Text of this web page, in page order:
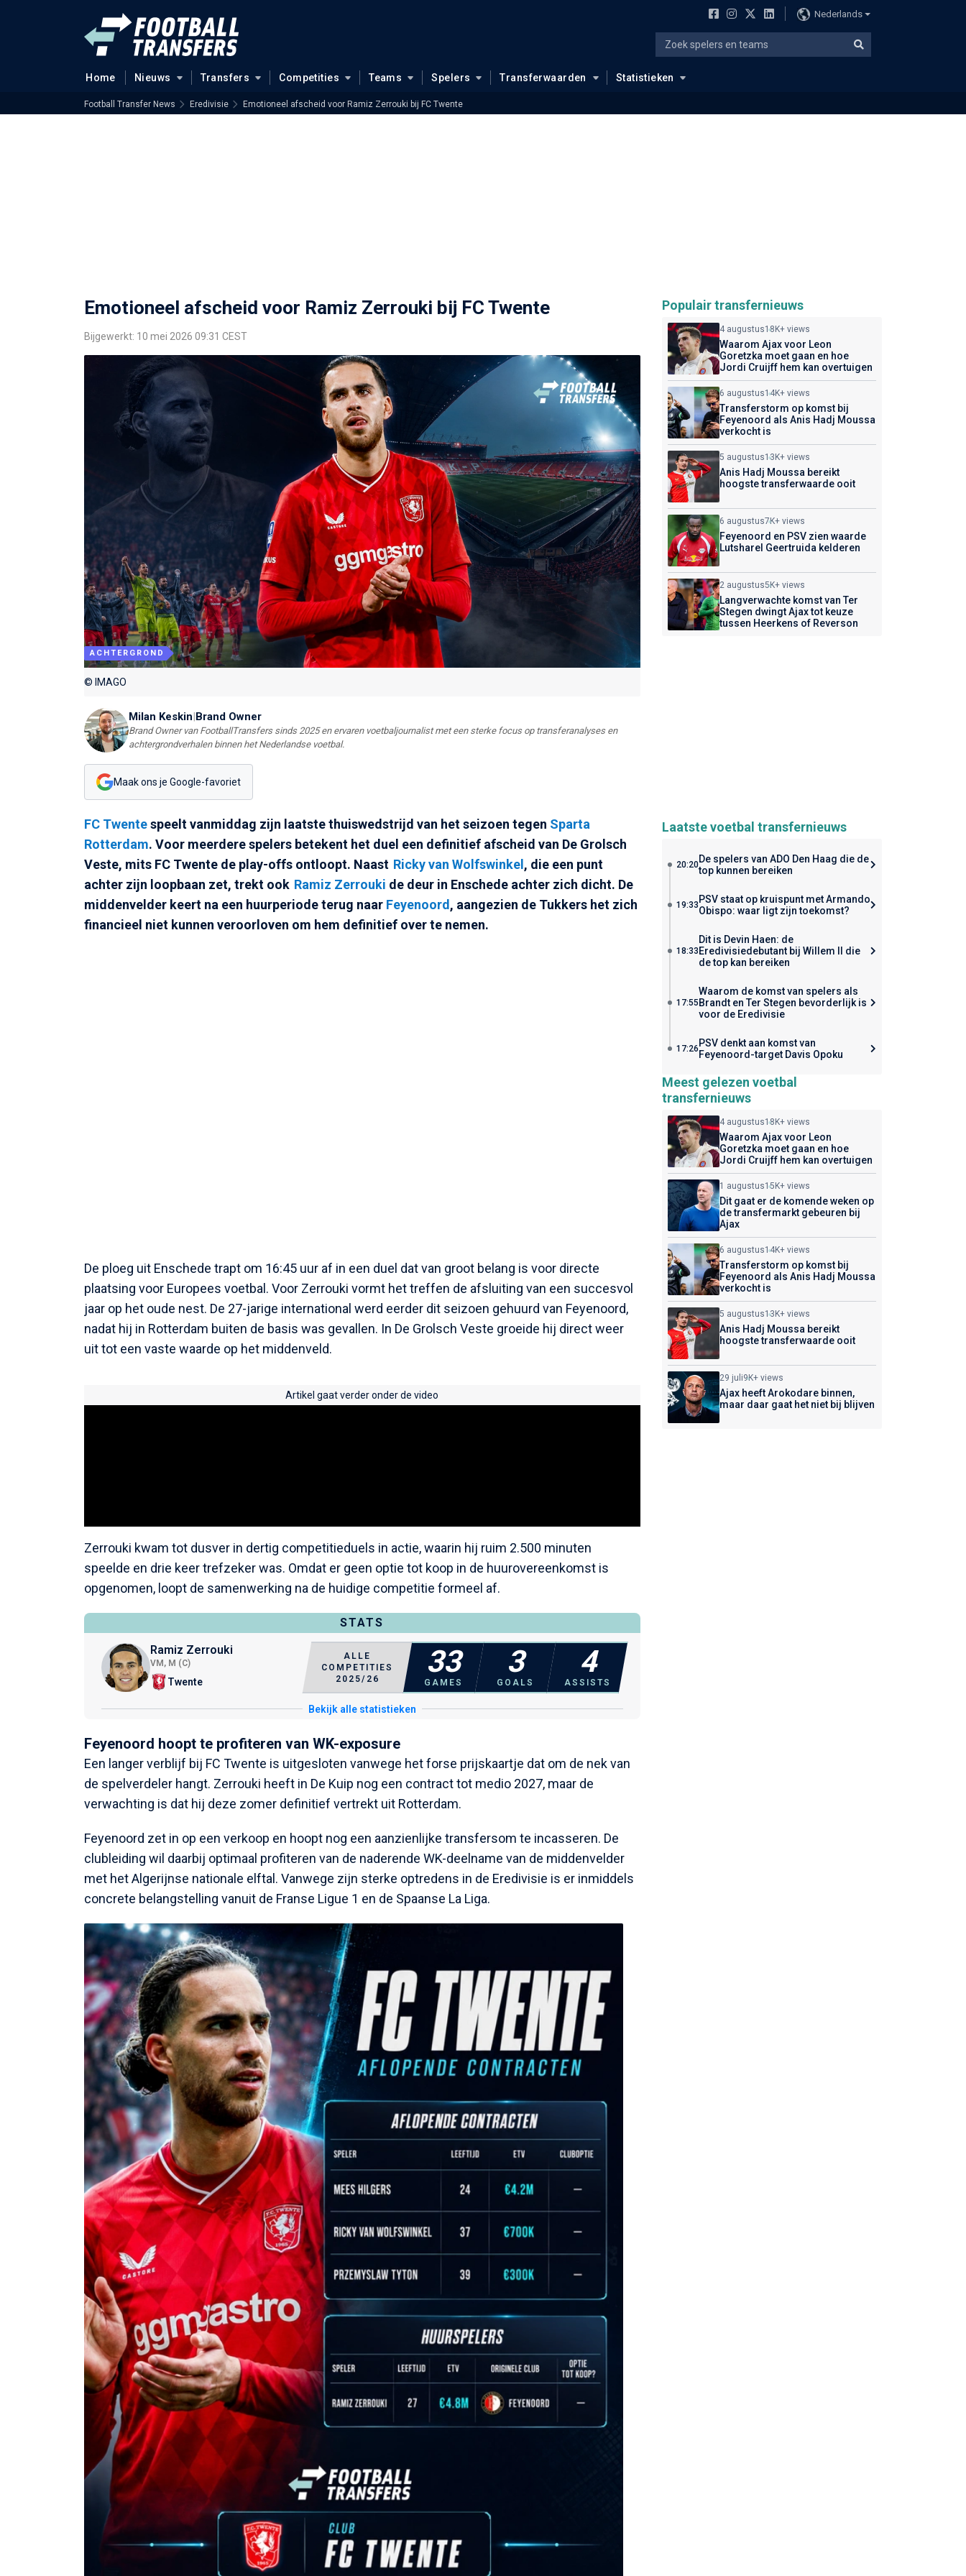
Nederlands
Home Nieuws Transfers Competities Teams Spelers Transferwaarden Statistieken
Football Transfer News Eredivisie Emotioneel afscheid voor Ramiz Zerrouki bij FC Twente
Emotioneel afscheid voor Ramiz Zerrouki bij FC Twente
Bijgewerkt: 10 mei 2026 09:31 CEST
ACHTERGROND
© IMAGO
Milan Keskin|Brand Owner
Brand Owner van FootballTransfers sinds 2025 en ervaren voetbaljournalist met een sterke focus op transferanalyses en
achtergrondverhalen binnen het Nederlandse voetbal.
Maak ons je Google-favoriet
FC Twentespeelt vanmiddag zijn laatste thuiswedstrijd van het seizoen tegen Sparta
Rotterdam. Voor meerdere spelers betekent het duel een definitief afscheid van De Grolsch
Veste, mits FC Twente de play-offs ontloopt. Naast Ricky van Wolfswinkel , die een punt
achter zijn loopbaan zet, trekt ook Ramiz Zerrouki de deur in Enschede achter zich dicht. De
middenvelder keert na een huurperiode terug naar Feyenoord , aangezien de Tukkers het zich
financieel niet kunnen veroorloven om hem definitief over te nemen.
De ploeg uit Enschede trapt om 16:45 uur af in een duel dat van groot belang is voor directe
plaatsing voor Europees voetbal. Voor Zerrouki vormt het treffen de afsluiting van een succesvol
jaar op het oude nest. De 27-jarige international werd eerder dit seizoen gehuurd van Feyenoord,
nadat hij in Rotterdam buiten de basis was gevallen. In De Grolsch Veste groeide hij direct weer
uit tot een vaste waarde op het middenveld.
Artikel gaat verder onder de video
Zerrouki kwam tot dusver in dertig competitieduels in actie, waarin hij ruim 2.500 minuten
speelde en drie keer trefzeker was. Omdat er geen optie tot koop in de huurovereenkomst is
opgenomen, loopt de samenwerking na de huidige competitie formeel af.
STATS
Ramiz Zerrouki
VM, M (C)
Twente
ALLE
COMPETITIES
2025/26
33
GAMES
3
GOALS
4
ASSISTS
Bekijk alle statistieken
Feyenoord hoopt te profiteren van WK-exposure
Een langer verblijf bij FC Twente is uitgesloten vanwege het forse prijskaartje dat om de nek van
de spelverdeler hangt. Zerrouki heeft in De Kuip nog een contract tot medio 2027, maar de
verwachting is dat hij deze zomer definitief vertrekt uit Rotterdam.
Feyenoord zet in op een verkoop en hoopt nog een aanzienlijke transfersom te incasseren. De
clubleiding wil daarbij optimaal profiteren van de naderende WK-deelname van de middenvelder
met het Algerijnse nationale elftal. Vanwege zijn sterke optredens in de Eredivisie is er inmiddels
concrete belangstelling vanuit de Franse Ligue 1 en de Spaanse La Liga.
Populair transfernieuws
4 augustus18K+ views
Waarom Ajax voor Leon
Goretzka moet gaan en hoe
Jordi Cruijff hem kan overtuigen
6 augustus14K+ views
Transferstorm op komst bij
Feyenoord als Anis Hadj Moussa
verkocht is
5 augustus13K+ views
Anis Hadj Moussa bereikt
hoogste transferwaarde ooit
6 augustus7K+ views
Feyenoord en PSV zien waarde
Lutsharel Geertruida kelderen
2 augustus5K+ views
Langverwachte komst van Ter
Stegen dwingt Ajax tot keuze
tussen Heerkens of Reverson
Laatste voetbal transfernieuws
20:20De spelers van ADO Den Haag die de
top kunnen bereiken
19:33 PSV staat op kruispunt met Armando
Obispo: waar ligt zijn toekomst?
18:33
Dit is Devin Haen: de
Eredivisiedebutant bij Willem II die
de top kan bereiken
17:55
Waarom de komst van spelers als
Brandt en Ter Stegen bevorderlijk is
voor de Eredivisie
17:26 PSV denkt aan komst van
Feyenoord-target Davis Opoku
Meest gelezen voetbal
transfernieuws
4 augustus18K+ views
Waarom Ajax voor Leon
Goretzka moet gaan en hoe
Jordi Cruijff hem kan overtuigen
1 augustus15K+ views
Dit gaat er de komende weken op
de transfermarkt gebeuren bij
Ajax
6 augustus14K+ views
Transferstorm op komst bij
Feyenoord als Anis Hadj Moussa
verkocht is
5 augustus13K+ views
Anis Hadj Moussa bereikt
hoogste transferwaarde ooit
29 juli9K+ views
Ajax heeft Arokodare binnen,
maar daar gaat het niet bij blijven